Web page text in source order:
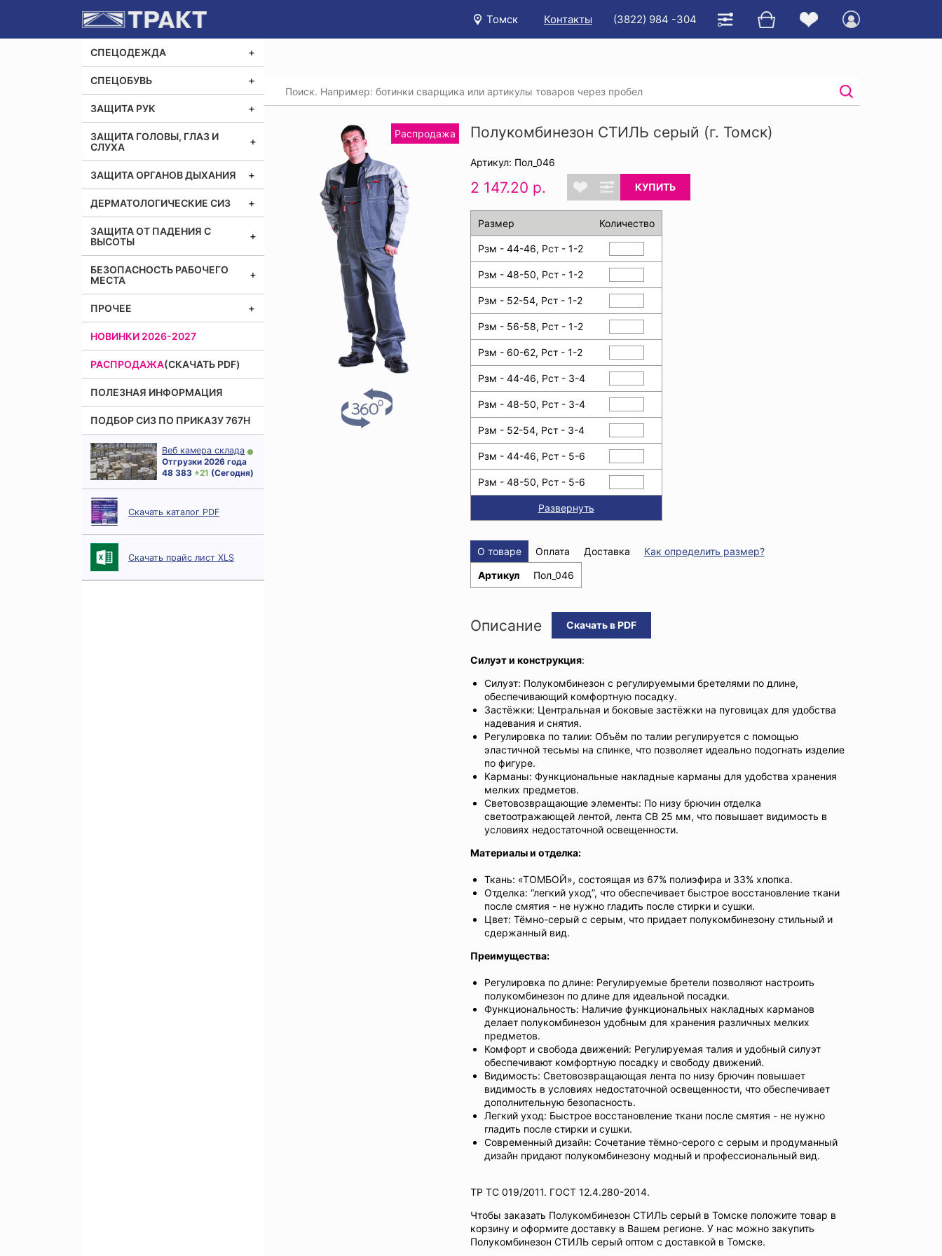
Томск Контакты (3822) 984 -304
СПЕЦОДЕЖДА
СПЕЦОБУВЬ
ЗАЩИТА РУК
ЗАЩИТА ГОЛОВЫ, ГЛАЗ И
СЛУХА
ЗАЩИТА ОРГАНОВ ДЫХАНИЯ
ДЕРМАТОЛОГИЧЕСКИЕ СИЗ
ЗАЩИТА ОТ ПАДЕНИЯ С
ВЫСОТЫ
БЕЗОПАСНОСТЬ РАБОЧЕГО
МЕСТА
ПРОЧЕЕ
НОВИНКИ 2026-2027
РАСПРОДАЖА(СКАЧАТЬ PDF)
ПОЛЕЗНАЯ ИНФОРМАЦИЯ
ПОДБОР СИЗ ПО ПРИКАЗУ 767Н
Веб камера склада
Отгрузки 2026 года
48 383 + 21 (Сегодня)
Скачать каталог PDF
Скачать прайс лист XLS
Полукомбинезон СТИЛЬ серый
Распродажа Полукомбинезон СТИЛЬ серый (г. Томск)
Артикул: Пол_046
2 147.20 р. КУПИТЬ
Размер Количество
Рзм - 44-46, Рст - 1-2
Рзм - 48-50, Рст - 1-2
Рзм - 52-54, Рст - 1-2
Рзм - 56-58, Рст - 1-2
Рзм - 60-62, Рст - 1-2
Рзм - 44-46, Рст - 3-4
Рзм - 48-50, Рст - 3-4
Рзм - 52-54, Рст - 3-4
Рзм - 44-46, Рст - 5-6
Рзм - 48-50, Рст - 5-6
Развернуть
О товаре Оплата Доставка
Как определить размер?
Артикул
Пол_046
Описание Скачать в PDF
Силуэт и конструкция:
Силуэт: Полукомбинезон с регулируемыми бретелями по длине,
обеспечивающий комфортную посадку.
Застёжки: Центральная и боковые застёжки на пуговицах для удобства
надевания и снятия.
Регулировка по талии: Объём по талии регулируется с помощью
эластичной тесьмы на спинке, что позволяет идеально подогнать изделие
по фигуре.
Карманы: Функциональные накладные карманы для удобства хранения
мелких предметов.
Световозвращающие элементы: По низу брючин отделка
светоотражающей лентой, лента СВ 25 мм, что повышает видимость в
условиях недостаточной освещенности.
Материалы и отделка:
Ткань: «ТОМБОЙ», состоящая из 67% полиэфира и 33% хлопка.
Отделка: “легкий уход”, что обеспечивает быстрое восстановление ткани
после смятия - не нужно гладить после стирки и сушки.
Цвет: Тёмно-серый с серым, что придает полукомбинезону стильный и
сдержанный вид.
Преимущества:
Регулировка по длине: Регулируемые бретели позволяют настроить
полукомбинезон по длине для идеальной посадки.
Функциональность: Наличие функциональных накладных карманов
делает полукомбинезон удобным для хранения различных мелких
предметов.
Комфорт и свобода движений: Регулируемая талия и удобный силуэт
обеспечивают комфортную посадку и свободу движений.
Видимость: Световозвращающая лента по низу брючин повышает
видимость в условиях недостаточной освещенности, что обеспечивает
дополнительную безопасность.
Легкий уход: Быстрое восстановление ткани после смятия - не нужно
гладить после стирки и сушки.
Современный дизайн: Сочетание тёмно-серого с серым и продуманный
дизайн придают полукомбинезону модный и профессиональный вид.
ТР ТС 019/2011. ГОСТ 12.4.280-2014.
Чтобы заказать Полукомбинезон СТИЛЬ серый в Томске положите товар в
корзину и оформите доставку в Вашем регионе. У нас можно закупить
Полукомбинезон СТИЛЬ серый оптом с доставкой в Томске.